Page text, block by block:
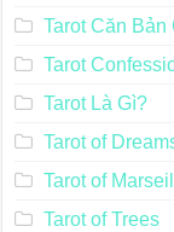
Tarot Căn
Tarot
Tarot Là Gì?
Tarot of
Tarot of
Tarot of Trees